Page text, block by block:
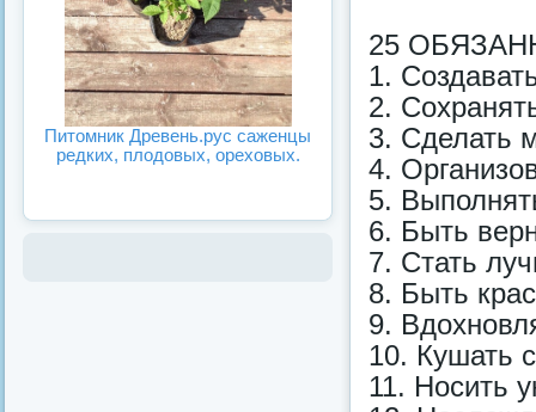
25
1.
2.
3. Сделать
4.
5.
6. Быть
7. Стать
8. Быть
9.
10. Кушать
11. Носить
Питомник Древень.рус саженцы
редких, плодовых, ореховых.